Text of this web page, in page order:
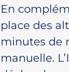
En
place des
minutes de
manuelle.